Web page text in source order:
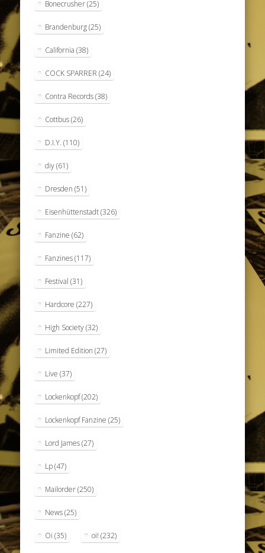
Bonecrusher(25)
Brandenburg(25)
California (38)
COCK SPARRER (24)
Contra Records(38)
Cottbus(26)
D.I.Y. (110)
diy(61)
Dresden (51)
Eisenhüttenstadt(326)
Fanzine (62)
Fanzines(117)
Festival (31)
Hardcore (227)
High Society(32)
Limited Edition (27)
Live (37)
Lockenkopf(202)
Lockenkopf Fanzine (25)
Lord James(27)
Lp(47)
Mailorder(250)
News(25)
Oi (35) oi! (232)